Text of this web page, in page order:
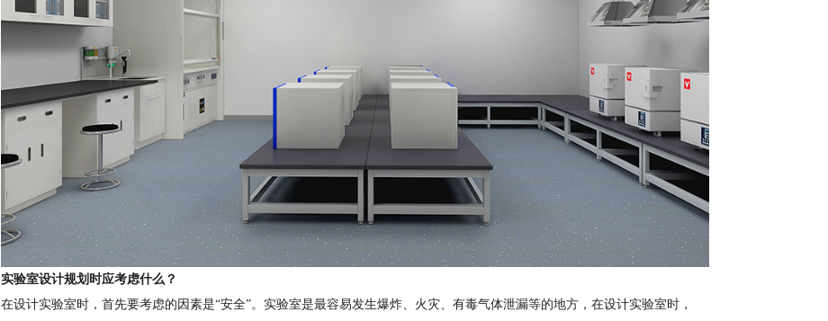
实验室设计规划时应考虑什么？
在设计实验室时，首先要考虑的因素是“安全”。实验室是最容易发生爆炸、火灾、有毒气体泄漏等的地方，在设计实验室时，